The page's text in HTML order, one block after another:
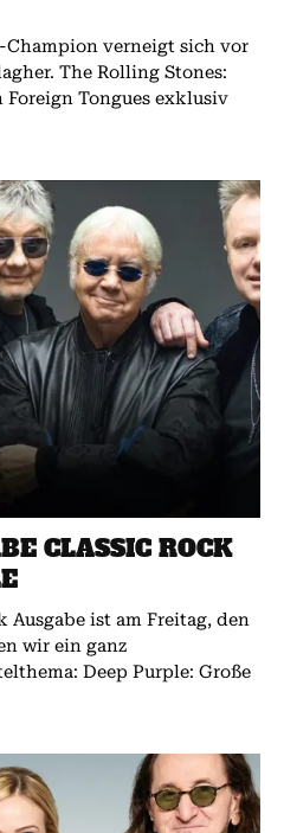
Champion verneigt sich vor
Stones:
Tongues exklusiv
CLASSIC ROCK
Ausgabe ist am Freitag, den
Große